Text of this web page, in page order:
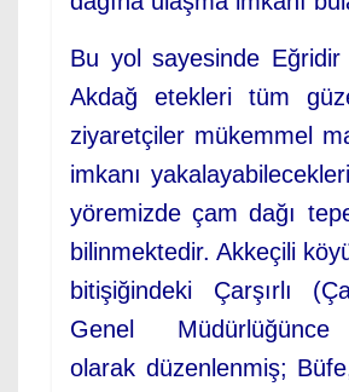
Bu yol sayesinde Eğridir
Akdağ etekleri tüm
ziyaretçiler mükemmel
imkanı
yöremizde çam dağı
bilinmektedir. Akkeçili
bitişiğindeki Çarşırlı
Genel
olarak düzenlenmiş;